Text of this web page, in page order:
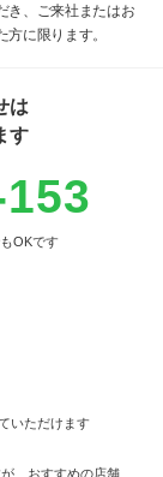
き、ご来社またはお
に限ります。
は
す
OKです
いただけます
、おすすめの店舗